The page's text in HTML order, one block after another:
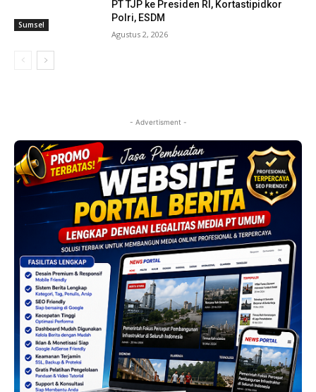
Sumsel
PT TJP ke Presiden RI, Kortastipidkor
Polri, ESDM
Agustus 2, 2026
- Advertisment -